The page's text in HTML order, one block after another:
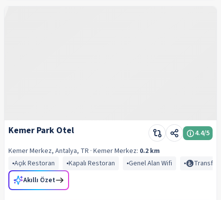
Kemer Park Otel 4.4/5
Kemer Merkez, Antalya, TR · KemerMerkez: 0.2 km
Açık Restoran
Kapalı Restoran Genel Alan Wifi
Akıllı Özet